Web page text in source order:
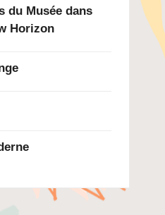
du Musée dans
Horizon